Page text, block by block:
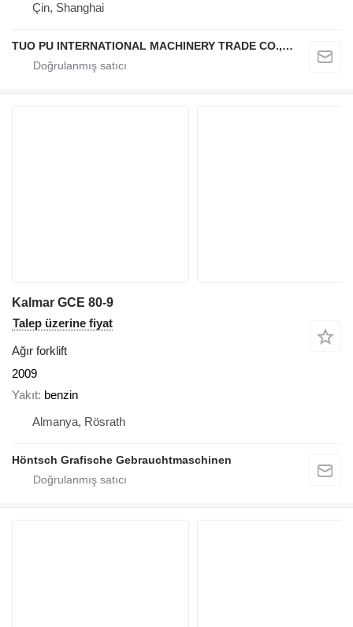
Çin, Shanghai
TUO PU INTERNATIONAL MACHINERY TRADE CO., LTD
Kalmar GCE 80-9
Talep üzerine fiyat
Ağır forklift
2009
Yakıt benzin
Almanya, Rösrath
Höntsch Grafische Gebrauchtmaschinen